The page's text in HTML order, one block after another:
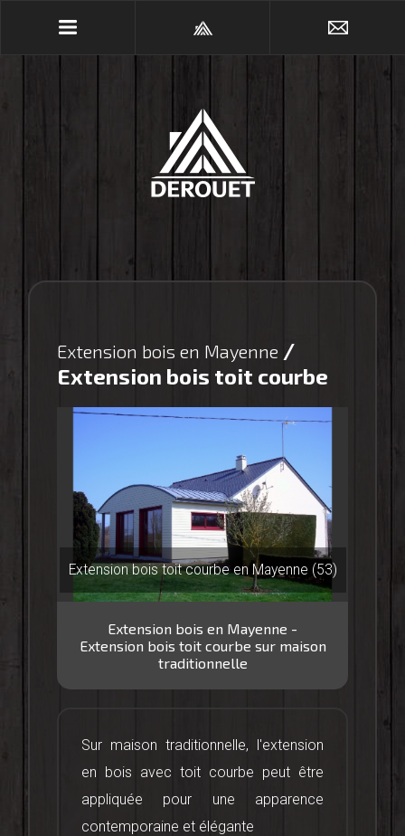
Extension bois en Mayenne /
Extension bois toit courbe
Extension bois toit courbe en Mayenne (53)
Extension bois en Mayenne -
Extension bois toit courbe sur maison
traditionnelle
Sur maison traditionnelle, l'extension
en bois avec toit courbe peut être
appliquée pour une apparence
contemporaine et élégante